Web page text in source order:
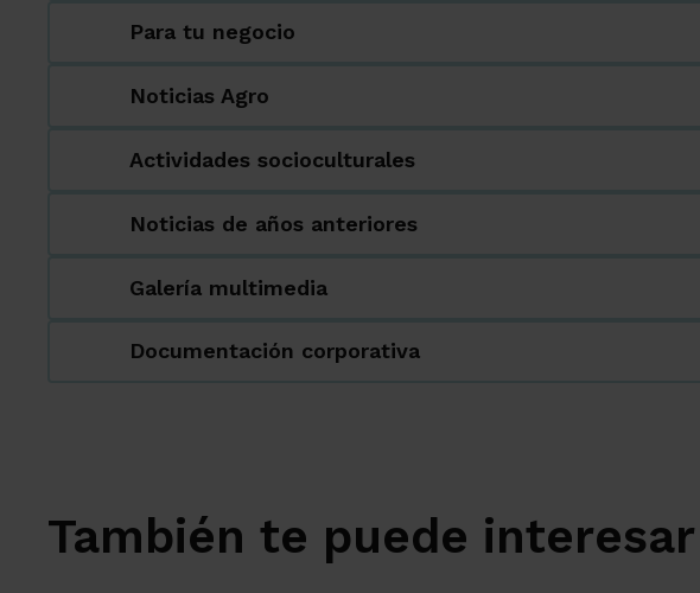
Para tu negocio
Noticias Agro
Actividades socioculturales
Noticias de años anteriores
Galería multimedia
Documentación corporativa
También te puede interesar